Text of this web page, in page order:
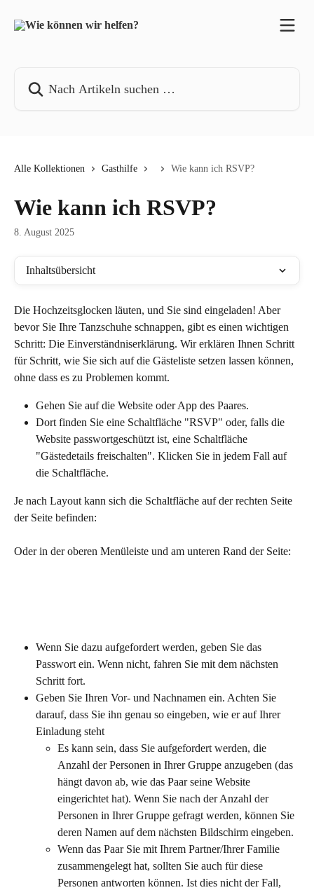
Alle Kollektionen Gasthilfe Wie kann ich RSVP?
Wie kann ich RSVP?
8. August 2025
Inhaltsübersicht
Die Hochzeitsglocken läuten, und Sie sind eingeladen! Aber
bevor Sie Ihre Tanzschuhe schnappen, gibt es einen wichtigen
Schritt: Die Einverständniserklärung. Wir erklären Ihnen Schritt
für Schritt, wie Sie sich auf die Gästeliste setzen lassen können,
ohne dass es zu Problemen kommt.
Gehen Sie auf die Website oder App des Paares.
Dort finden Sie eine Schaltfläche "RSVP" oder, falls die
Website passwortgeschützt ist, eine Schaltfläche
"Gästedetails freischalten". Klicken Sie in jedem Fall auf
die Schaltfläche.
Je nach Layout kann sich die Schaltfläche auf der rechten Seite
der Seite befinden:
Oder in der oberen Menüleiste und am unteren Rand der Seite:
Wenn Sie dazu aufgefordert werden, geben Sie das
Passwort ein. Wenn nicht, fahren Sie mit dem nächsten
Schritt fort.
Geben Sie Ihren Vor- und Nachnamen ein. Achten Sie
darauf, dass Sie ihn genau so eingeben, wie er auf Ihrer
Einladung steht
Es kann sein, dass Sie aufgefordert werden, die
Anzahl der Personen in Ihrer Gruppe anzugeben (das
hängt davon ab, wie das Paar seine Website
eingerichtet hat). Wenn Sie nach der Anzahl der
Personen in Ihrer Gruppe gefragt werden, können Sie
deren Namen auf dem nächsten Bildschirm eingeben.
Wenn das Paar Sie mit Ihrem Partner/Ihrer Familie
zusammengelegt hat, sollten Sie auch für diese
Personen antworten können. Ist dies nicht der Fall,